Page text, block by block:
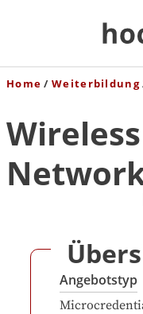
Home Weiterbildung
Angebotstyp